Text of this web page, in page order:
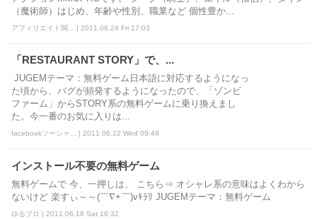
（魔術師）はじめ、年齢や性別、職業など 個性豊か...
アフィリエイト関... | 2011.06.24 Fri 17:03
「RESTAURANT STORY」で、...
JUGEMテーマ：無料ゲーム日本語に対応するようになっ
た頃から、バグが頻発するようになったので、「ゾンビ
ファーム」からSTORY系の無料ゲームに乗り換えまし
た。今一番のお気に入りは...
facebookソーシャ... | 2011.06.22 Wed 09:49
インストール不要の無料ゲーム
無料ゲームで 今、一押しは、 こちら⇒ オシャレ系の意味はよくわから
ないけど 楽すぃ～～(￣∇+￣)vｷﾗﾘ JUGEMテーマ：無料ゲーム
ゆるブロ | 2011.06.18 Sat 16:32